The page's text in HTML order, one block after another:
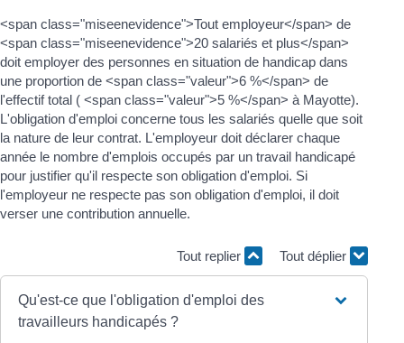
<span class="miseenevidence">Tout employeur</span> de
<span class="miseenevidence">20 salariés et plus</span>
doit employer des personnes en situation de handicap dans
une proportion de <span class="valeur">6 %</span> de
l'effectif total ( <span class="valeur">5 %</span> à Mayotte).
L'obligation d'emploi concerne tous les salariés quelle que soit
la nature de leur contrat. L'employeur doit déclarer chaque
année le nombre d'emplois occupés par un travail handicapé
pour justifier qu'il respecte son obligation d'emploi. Si
l'employeur ne respecte pas son obligation d'emploi, il doit
verser une contribution annuelle.
Tout replier Tout déplier
Qu'est-ce que l'obligation d'emploi des
travailleurs handicapés ?